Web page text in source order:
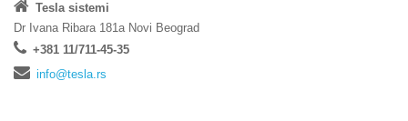
Tesla sistemi
Dr Ivana Ribara 181a Novi Beograd
+381 11/711-45-35
info@tesla.rs